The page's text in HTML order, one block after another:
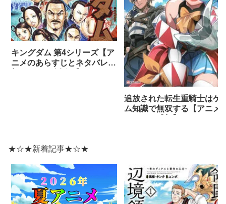
キングダム 第4シリーズ【ア
ニメのあらすじとネタバレ感
追放された転生重騎士はゲ
ム知識で無双する【アニメ
★☆★新着記事★☆★